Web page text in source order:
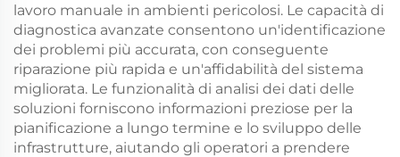
lavoro manuale in ambienti pericolosi. Le capacità di
diagnostica avanzate consentono un'identificazione
dei problemi più accurata, con conseguente
riparazione più rapida e un'affidabilità del sistema
migliorata. Le funzionalità di analisi dei dati delle
soluzioni forniscono informazioni preziose per la
pianificazione a lungo termine e lo sviluppo delle
infrastrutture, aiutando gli operatori a prendere